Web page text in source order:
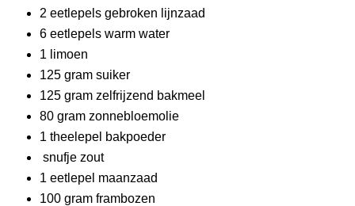
2 eetlepels gebroken lijnzaad
6 eetlepels warm water
1 limoen
125 gram suiker
125 gram zelfrijzend bakmeel
80 gram zonnebloemolie
1 theelepel bakpoeder
snufje zout
1 eetlepel maanzaad
100 gram frambozen